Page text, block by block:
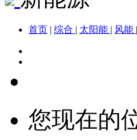
首页 | 综合 | 太阳能 | 风能 |
您现在的